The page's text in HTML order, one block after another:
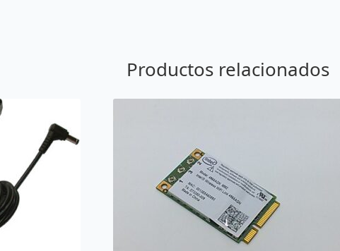
Productos relacionados